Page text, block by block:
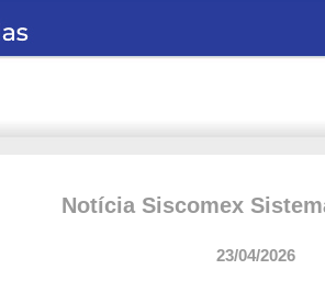
Notícia Siscomex
23/04/2026